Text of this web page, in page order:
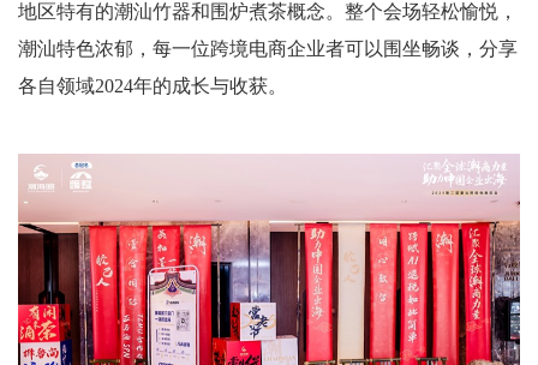
地区特有的潮汕竹器和围炉煮茶概念。整个会场轻松愉悦，
潮汕特色浓郁，每一位跨境电商企业者可以围坐畅谈，分享
各自领域2024年的成长与收获。